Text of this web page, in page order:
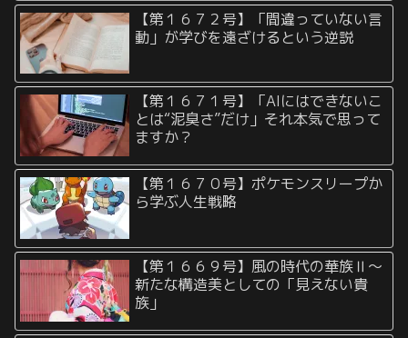
【第１６７２号】「間違っていない言
動」が学びを遠ざけるという逆説
【第１６７１号】「AIにはできないこ
とは“泥臭さ”だけ」それ本気で思って
ますか？
【第１６７０号】ポケモンスリープか
ら学ぶ人生戦略
【第１６６９号】風の時代の華族Ⅱ〜
新たな構造美としての「見えない貴
族」